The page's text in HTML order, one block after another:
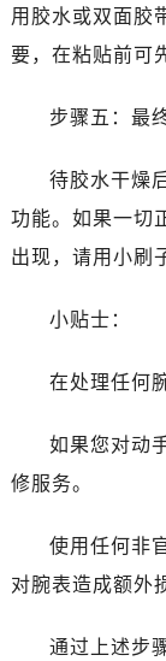
用胶水或双面胶
要，在粘贴前可
步骤五：最
待胶水干燥
功能。如果一切
出现，请用小刷
小贴士：
在处理任何
如果您对动
修服务。
使用任何非
对腕表造成额外
通过上述步